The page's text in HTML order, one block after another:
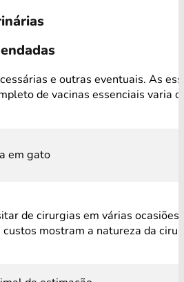
e outras eventuais. As
de vacinas essenciais varia
de cirurgias em várias
mostram a natureza da